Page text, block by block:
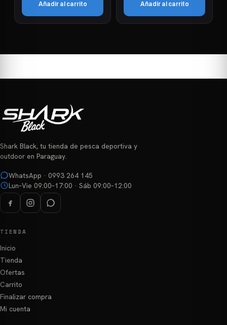
Añadir al carrito Añadir al carrito
Shark Black, tu tienda de pesca deportiva y
outdoor en Paraguay.
WhatsApp · 0993 264 145
Lun–Vie 09:00–17:00 · Sáb 09:00–12:00
TIENDA
Inicio
Tienda
Ofertas
Carrito
Finalizar compra
Mi cuenta